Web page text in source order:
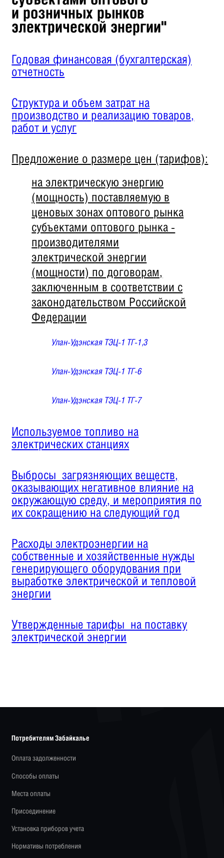
и розничных рынков
электрической энергии"
Годовая финансовая (бухгалтерская)
отчетность
Структура и объем затрат на
производство и реализацию товаров,
работ и услуг
Предложение о размере цен (тарифов):
на электрическую энергию
(мощность) поставляемую в
ценовых зонах оптового рынка
субъектами оптового рынка -
производителями
электрической энергии
(мощности) по договорам,
заключенным в соответствии с
законодательством Российской
Федерации
Улан-Удэнская ТЭЦ-1 ТГ-1,3
Улан-Удэнская ТЭЦ-1 ТГ-6
Улан-Удэнская ТЭЦ-1 ТГ-7
Используемое топливо на
электрических станциях
Выбросы загрязняющих веществ,
оказывающих негативное влияние на
окружающую среду, и мероприятия по
их сокращению на следующий год
Расходы электроэнергии на
собственные и хозяйственные нужды
генерирующего оборудования при
выработке электрической и тепловой
энергии
Утвержденные тарифы на поставку
электрической энергии
Потребителям Забайкалье
Оплата задолженности
Способы оплаты
Места оплаты
Присоединение
Установка приборов учета
Нормативы потребления